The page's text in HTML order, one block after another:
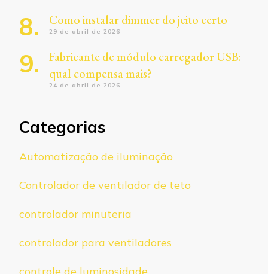
Como instalar dimmer do jeito certo
29 de abril de 2026
Fabricante de módulo carregador USB:
qual compensa mais?
24 de abril de 2026
Categorias
Automatização de iluminação
Controlador de ventilador de teto
controlador minuteria
controlador para ventiladores